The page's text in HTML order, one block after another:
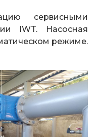
сервисными
IWT. Насосная
режиме.